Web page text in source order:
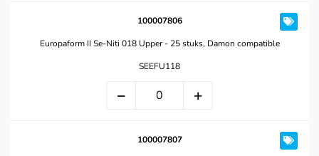
100007806
Europaform II Se-Niti 018 Upper - 25 stuks, Damon compatible
SEEFU118
100007807